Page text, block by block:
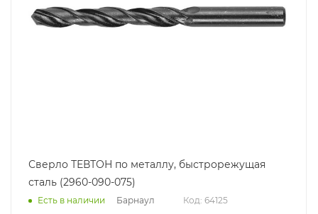
Сверло ТЕВТОН по металлу, быстрорежущая
сталь (2960-090-075)
Есть в наличии Барнаул Код: 64125